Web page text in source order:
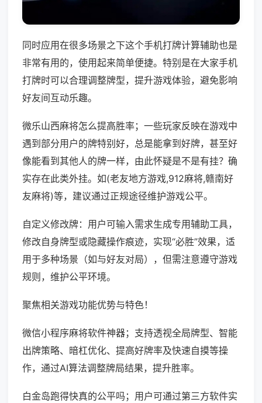
同时应用在很多场景之下这个手机打牌计算辅助也是
非常有用的，使用起来简单便捷。特别是在大家手机
打牌时可以合理调整牌型，提升游戏体验，避免影响
好友间互动乐趣。
微乐山西麻将怎么提高胜率；一些玩家反映在游戏中
遇到部分用户的牌特别好，总是能拿到好牌，甚至好
像能看到其他人的牌一样，由此怀疑是不是有挂？确
实存在此类外挂。如(老友地方游戏,912麻将,赣南好
友麻将)等，建议通过正规途径维护游戏公平。
自定义修改牌：用户可输入需求生成专用辅助工具，
修改自身牌型或隐藏操作痕迹，实现“必胜”效果，适
用于多种场景（如与好友对局），但需注意遵守游戏
规则，维护公平环境。
聚焦相关游戏功能优势与特色！
微信小程序麻将软件神器；支持透视全局牌型、智能
出牌策略、暗杠优化、提高好牌率及快速自摸等操
作，通过AI算法调整牌局结果，提升胜率。
白金岛跑得快真的公平吗；用户可通过第三方软件实